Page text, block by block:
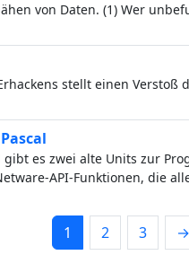
von Daten. (1) Wer
stellt einen Verstoß
gibt es zwei alte Units zur
API-Funktionen, die
1 2 3 →